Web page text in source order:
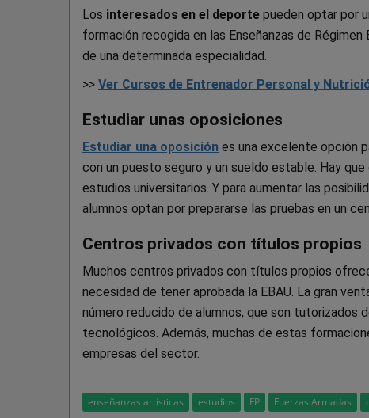
Los interesados en el deporte pueden optar por
formación recogida en las Enseñanzas de
de una determinada especialidad.
>> Ver Cursos de Entrenador Personal y
Estudiar unas oposiciones
Estudiar una oposición es una excelente opción
con un puesto seguro y un sueldo estable. Hay
estudios universitarios. Y para aumentar las
alumnos optan por prepararse las pruebas en un
Centros privados con títulos propios
Muchos centros privados con títulos propios
necesidad de tener aprobada la EBAU. La gran
número reducido de alumnos, que son tutorizados
tecnológicos. Además, muchas de estas
empresas del sector.
enseñanzas artísticas estudios FP Fuerzas Armadas